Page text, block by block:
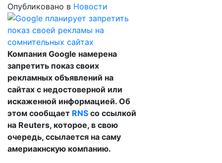
Опубликовано в Новости
Компания Google намерена
запретить показ своих
рекламных объявлений на
сайтах с недостоверной или
искаженной информацией. Об
этом сообщает RNS со ссылкой
на Reuters, которое, в свою
очередь, ссылается на саму
америакнскую компанию.